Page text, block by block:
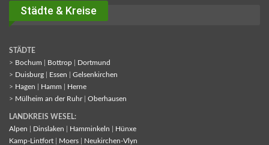
Städte & Kreise
STÄDTE
> Bochum Bottrop
Dortmund
> Duisburg Essen
Gelsenkirchen
> Hagen Hamm
Herne
> Mülheim an der Ruhr| Oberhausen
LANDKREIS WESEL:
Alpen
Dinslaken Hamminkeln
Hünxe
Kamp-Lintfort
Moers
Neukirchen-Vlyn